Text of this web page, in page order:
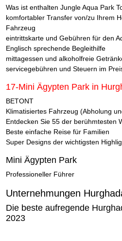
Was ist enthalten Jungle Aqua Park
komfortabler Transfer von/zu Ihrem
Fahrzeug
eintrittskarte und Gebühren für den
Englisch sprechende Begleithilfe
mittagessen und alkoholfreie
servicegebühren und Steuern im
17-Mini Ägypten Park in
BETONT
Klimatisiertes Fahrzeug (Abholung
Entdecken Sie 55 der berühmtesten
Beste einfache Reise für Familien
Super Designs der wichtigsten
Mini Ägypten Park
Professioneller Führer
Unternehmungen
Die beste aufregende
2023